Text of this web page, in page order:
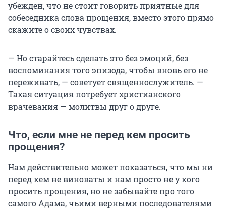
убежден, что не стоит говорить приятные для
собеседника слова прощения, вместо этого прямо
скажите о своих чувствах.
— Но старайтесь сделать это без эмоций, без
воспоминания того эпизода, чтобы вновь его не
переживать, — советует священнослужитель. —
Такая ситуация потребует христианского
врачевания — молитвы друг о друге.
Что, если мне не перед кем просить
прощения?
Нам действительно может показаться, что мы ни
перед кем не виноваты и нам просто не у кого
просить прощения, но не забывайте про того
самого Адама, чьими верными последователями